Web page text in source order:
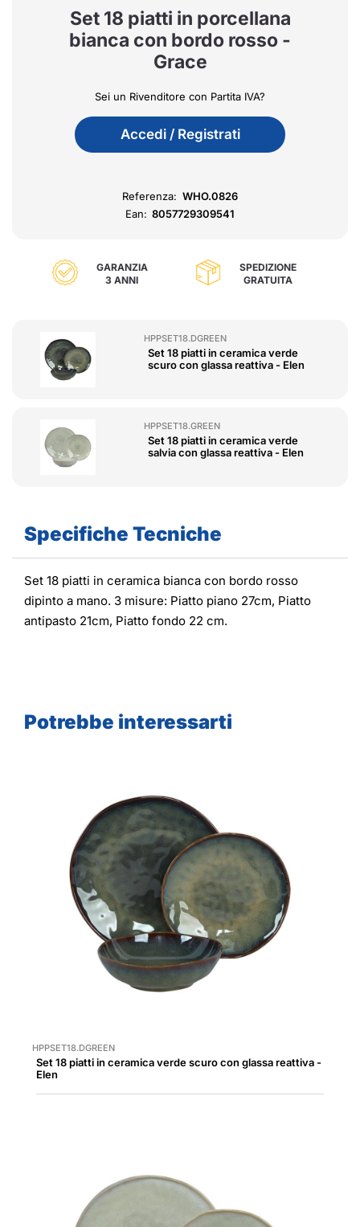
Set 18 piatti in porcellana
bianca con bordo rosso -
Grace
Sei un Rivenditore con Partita IVA?
Accedi / Registrati
Referenza: WHO.0826
Ean: 8057729309541
GARANZIA
3 ANNI
SPEDIZIONE
GRATUITA
HPPSET18.DGREEN
Set 18 piatti in ceramica verde
scuro con glassa reattiva - Elen
HPPSET18.GREEN
Set 18 piatti in ceramica verde
salvia con glassa reattiva - Elen
Specifiche Tecniche
Set 18 piatti in ceramica bianca con bordo rosso
dipinto a mano. 3 misure: Piatto piano 27cm, Piatto
antipasto 21cm, Piatto fondo 22 cm.
Potrebbe interessarti
HPPSET18.DGREEN
Set 18 piatti in ceramica verde scuro con glassa reattiva -
Elen